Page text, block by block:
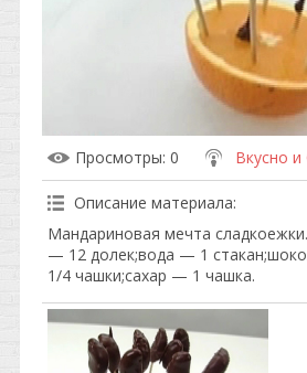
Просмотры: 0 Вкусно
Описание материала:
Мандариновая мечта
— 12 долек;вода — 1
1/4 чашки;сахар — 1 чашка.